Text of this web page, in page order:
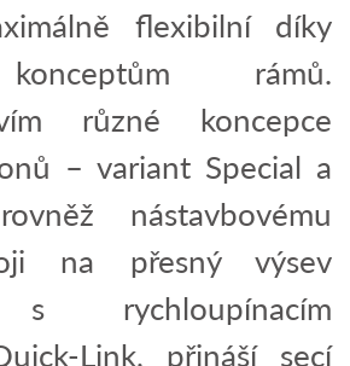
flexibilní díky
rámů.
různé koncepce
– variant Special a
nástavbovému
na přesný výsev
s rychloupínacím
Link, přináší secí